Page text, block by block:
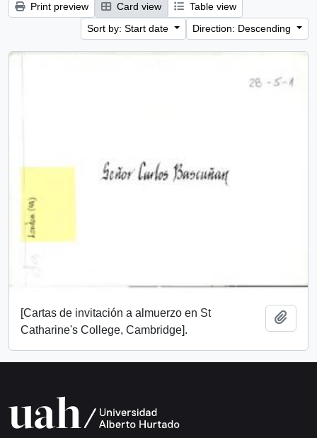
Print preview Card view
Table view
Sort by: Start date
Direction: Descending
[Cartas de invitación a almuerzo en St
Catharine's College, Cambridge].